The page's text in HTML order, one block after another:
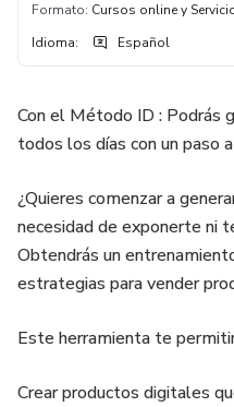
Formato: Cursos online y
Idioma: Español
Con el Método ID : Podrás
todos los días con un paso
¿Quieres comenzar a
necesidad de exponerte ni
Obtendrás un
estrategias para vender
Este herramienta te
Crear productos digitales